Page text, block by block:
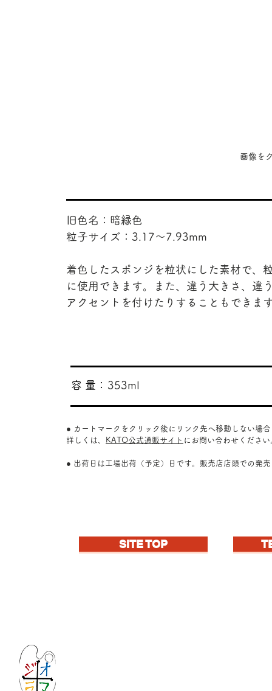
画像を
旧色名：暗緑色
粒子サイズ：3.17〜7.93mm
着色したスポンジを粒状にした素材で、
に使用できます。また、違う大きさ、違
アクセントを付けたりすることもできま
353ml
​容 量：
● カートマークをクリック後にリンク先へ移動しない場
詳しくは、
KATO公式通販サイト にお問い合わせください
● 出荷日は工場出荷（予定）日です。販売店店頭での発
SITE TOP